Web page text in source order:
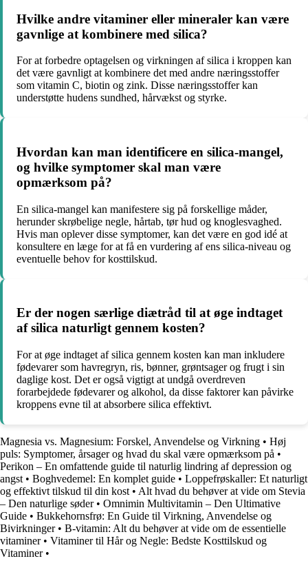
Hvilke andre vitaminer eller mineraler kan være
gavnlige at kombinere med silica?
For at forbedre optagelsen og virkningen af silica i kroppen kan
det være gavnligt at kombinere det med andre næringsstoffer
som vitamin C, biotin og zink. Disse næringsstoffer kan
understøtte hudens sundhed, hårvækst og styrke.
Hvordan kan man identificere en silica-mangel,
og hvilke symptomer skal man være
opmærksom på?
En silica-mangel kan manifestere sig på forskellige måder,
herunder skrøbelige negle, hårtab, tør hud og knoglesvaghed.
Hvis man oplever disse symptomer, kan det være en god idé at
konsultere en læge for at få en vurdering af ens silica-niveau og
eventuelle behov for kosttilskud.
Er der nogen særlige diætråd til at øge indtaget
af silica naturligt gennem kosten?
For at øge indtaget af silica gennem kosten kan man inkludere
fødevarer som havregryn, ris, bønner, grøntsager og frugt i sin
daglige kost. Det er også vigtigt at undgå overdreven
forarbejdede fødevarer og alkohol, da disse faktorer kan påvirke
kroppens evne til at absorbere silica effektivt.
Magnesia vs. Magnesium: Forskel, Anvendelse og Virkning • Høj
puls: Symptomer, årsager og hvad du skal være opmærksom på •
Perikon – En omfattende guide til naturlig lindring af depression og
angst • Boghvedemel: En komplet guide • Loppefrøskaller: Et naturligt
og effektivt tilskud til din kost • Alt hvad du behøver at vide om Stevia
– Den naturlige søder• Omnimin Multivitamin – Den Ultimative
Guide • Bukkehornsfrø: En Guide til Virkning, Anvendelse og
Bivirkninger• B-vitamin: Alt du behøver at vide om de essentielle
vitaminer• Vitaminer til Hår og Negle: Bedste Kosttilskud og
Vitaminer•